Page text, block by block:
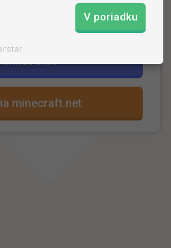
V poriadku
skin
minecraft.net